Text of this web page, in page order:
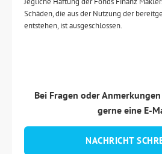
Schäden, die aus der Nutzung der
entstehen, ist ausgeschlossen.
Bei Fragen oder
gerne eine E-
NACHRICHT